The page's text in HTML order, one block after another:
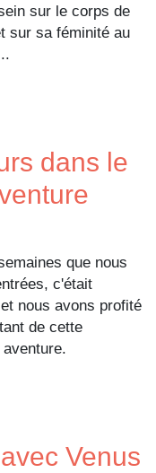
sur le corps de
sur sa féminité au
dans le
que nous
c'était
nous avons profité
de cette
Venus